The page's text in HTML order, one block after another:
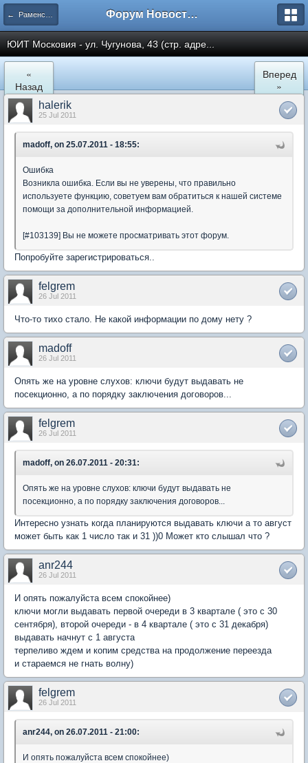
← Раменское Форум Новостройки
ЮИТ Московия - ул. Чугунова, 43 (стр. адре...
«
Назад
Вперед
»
halerik
25 Jul 2011
madoff, on 25.07.2011 - 18:55:
Ошибка
Возникла ошибка. Если вы не уверены, что правильно
используете функцию, советуем вам обратиться к нашей системе
помощи за дополнительной информацией.
[#103139] Вы не можете просматривать этот форум.
Попробуйте зарегистрироваться..
felgrem
26 Jul 2011
Что-то тихо стало. Не какой информации по дому нету ?
madoff
26 Jul 2011
Опять же на уровне слухов: ключи будут выдавать не
посекционно, а по порядку заключения договоров...
felgrem
26 Jul 2011
madoff, on 26.07.2011 - 20:31:
Опять же на уровне слухов: ключи будут выдавать не
посекционно, а по порядку заключения договоров...
Интересно узнать когда планируются выдавать ключи а то август
может быть как 1 число так и 31 ))0 Может кто слышал что ?
anr244
26 Jul 2011
И опять пожалуйста всем спокойнее)
ключи могли выдавать первой очереди в 3 квартале ( это с 30
сентября), второй очереди - в 4 квартале ( это с 31 декабря)
выдавать начнут с 1 августа
терпеливо ждем и копим средства на продолжение переезда
и стараемся не гнать волну)
felgrem
26 Jul 2011
anr244, on 26.07.2011 - 21:00:
И опять пожалуйста всем спокойнее)